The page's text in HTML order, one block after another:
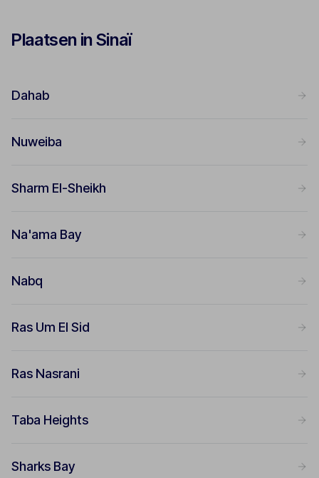
Plaatsen in Sinaï
Dahab
Nuweiba
Sharm El-Sheikh
Na'ama Bay
Nabq
Ras Um El Sid
Ras Nasrani
Taba Heights
Sharks Bay